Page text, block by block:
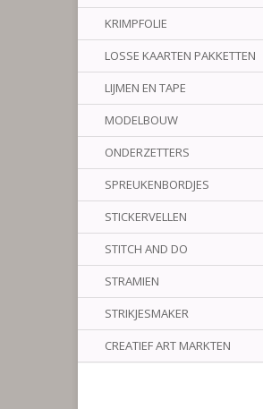
KRIMPFOLIE
LOSSE KAARTEN PAKKETTEN
LIJMEN EN TAPE
MODELBOUW
ONDERZETTERS
SPREUKENBORDJES
STICKERVELLEN
STITCH AND DO
STRAMIEN
STRIKJESMAKER
CREATIEF ART MARKTEN